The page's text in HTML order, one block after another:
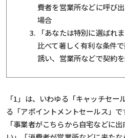
費者を営業所などに呼び
場合
「あなたは特別に選ばれ
比べて著しく有利な条件
誘い、営業所などで契約
「1」は、いわゆる「キャッチセ
る「アポイントメントセールス」で
「事業者がこちらから自宅などに